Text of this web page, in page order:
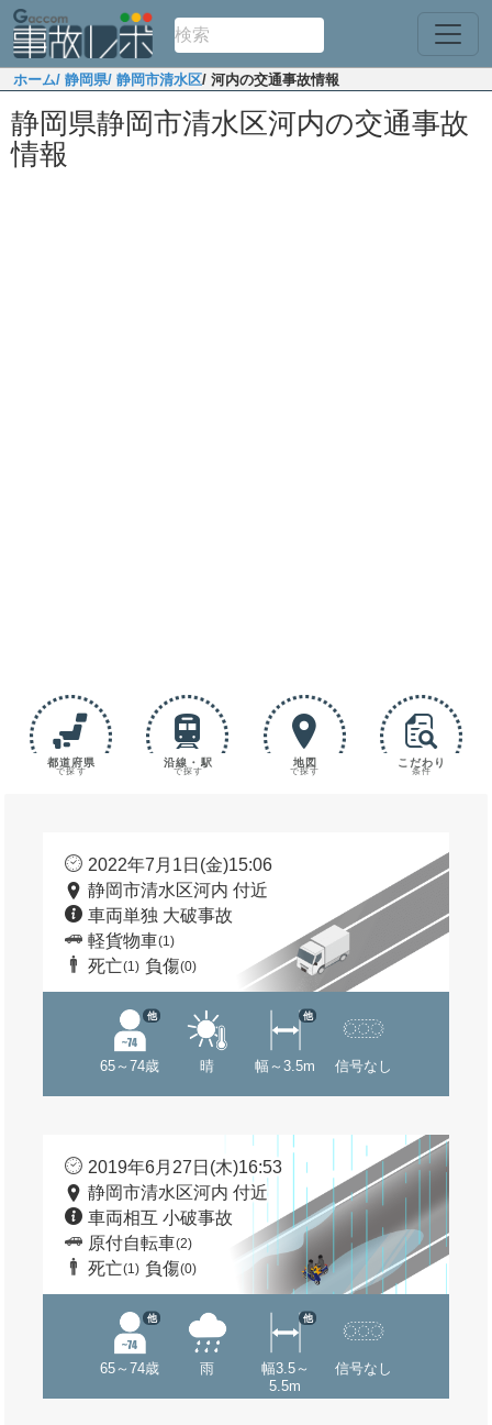
ホーム/ 静岡県/ 静岡市清水区/ 河内の交通事故情報
静岡県静岡市清水区河内の交通事故
情報
都道府県
で探す
沿線・駅
で探す
地図
で探す
こだわり
条件
2022年7月1日(金)15:06
静岡市清水区河内 付近
車両単独 大破事故
軽貨物車(1)
死亡(1) 負傷(0)
65～74歳
他
晴 幅～3.5m
他
信号なし
2019年6月27日(木)16:53
静岡市清水区河内 付近
車両相互 小破事故
原付自転車(2)
死亡(1) 負傷(0)
65～74歳
他
雨
幅3.5～
5.5m
他
信号なし